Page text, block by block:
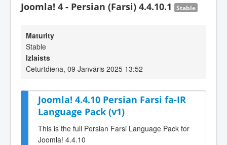
Joomla! 4 - Persian (Farsi) 4.4.10.1 Stable
Maturity
Stable
Izlaists
Ceturtdiena, 09 Janvāris 2025 13:52
Joomla! 4.4.10 Persian Farsi fa-IR
Language Pack (v1)
This is the full Persian Farsi Language Pack for
Joomla! 4.4.10